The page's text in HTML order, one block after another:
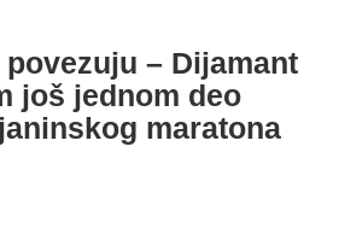
– Dijamant
još jednom deo
maratona